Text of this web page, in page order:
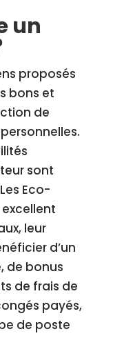
un
proposés
bons et
de
sont
Eco-
leur
d’un
de bonus
de frais de
payés,
de poste